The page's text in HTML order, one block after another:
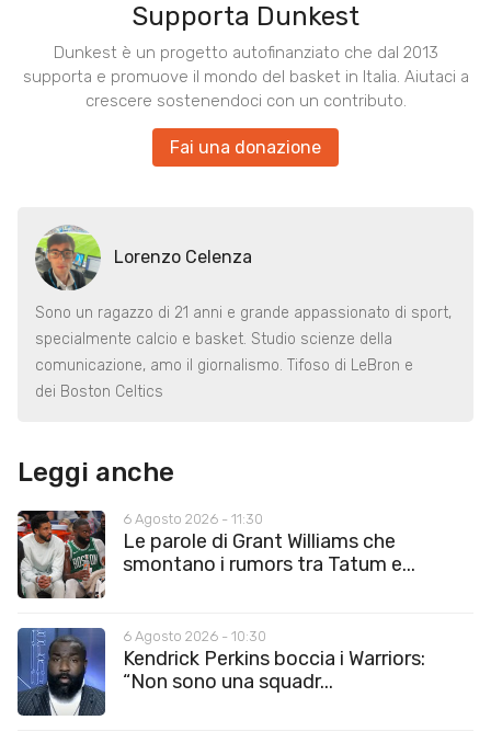
Supporta Dunkest
Dunkest è un progetto autofinanziato che dal 2013
supporta e promuove il mondo del basket in Italia. Aiutaci a
crescere sostenendoci con un contributo.
Fai una donazione
Lorenzo Celenza
Sono un ragazzo di 21 anni e grande appassionato di sport,
specialmente calcio e basket. Studio scienze della
comunicazione, amo il giornalismo. Tifoso di LeBron e
dei Boston Celtics
Leggi anche
6 Agosto 2026 - 11:30
Le parole di Grant Williams che
smontano i rumors tra Tatum e...
6 Agosto 2026 - 10:30
Kendrick Perkins boccia i Warriors:
“Non sono una squadr...